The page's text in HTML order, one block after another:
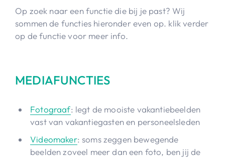
Op zoek naar een functie die bij je past? Wij
sommen de functies hieronder even op. klik verder
op de functie voor meer info.
MEDIAFUNCTIES
Fotograaf: legt de mooiste vakantiebeelden
vast van vakantiegasten en personeelsleden
Videomaker: soms zeggen bewegende
beelden zoveel meer dan een foto, ben jij de